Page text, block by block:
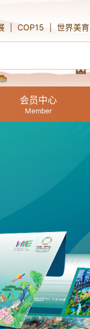
COP15 世界美育
会员中心
Member